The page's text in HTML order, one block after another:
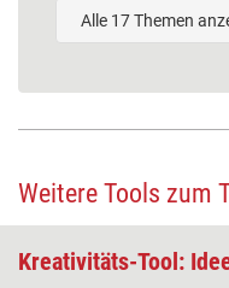
Alle 17 Themen
Weitere Tools zum
Kreativitäts-Tool: